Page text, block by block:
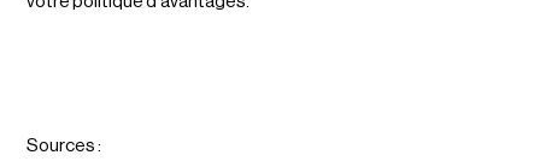
Sources :